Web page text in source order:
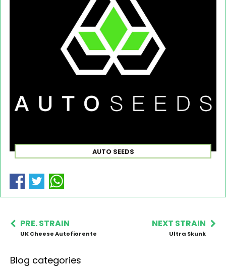
AUTO SEEDS
PRE. STRAIN
UK Cheese Autofiorente
NEXT STRAIN
Ultra Skunk
Blog categories